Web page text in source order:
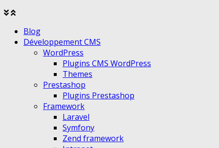
Agrandir
menu
Réduire
menu
Blog
Développement CMS
WordPress
Plugins CMS WordPress
Themes
Prestashop
Plugins Prestashop
Framework
Laravel
Symfony
Zend framework